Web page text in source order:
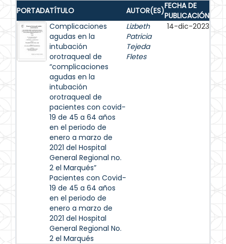
PORTADATÍTULO AUTOR(ES)FECHA DE
PUBLICACIÓN
Complicaciones
agudas en la
intubación
orotraqueal de
“complicaciones
agudas en la
intubación
orotraqueal de
pacientes con covid-
19 de 45 a 64 años
en el periodo de
enero a marzo de
2021 del Hospital
General Regional no.
2 el Marqués”
Pacientes con Covid-
19 de 45 a 64 años
en el periodo de
enero a marzo de
2021 del Hospital
General Regional No.
2 el Marqués
Lizbeth
Patricia
Tejeda
Fletes
14-dic-2023